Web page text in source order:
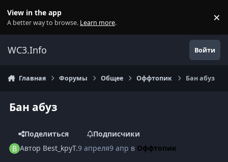
View in the app
A better way to browse. Learn more. ×
WC3.Info Войти
Главная Форумы Общее Оффтопик Бан абуз
Бан абуз
Поделиться
Подписчики
Автор Best_kpyT.9 апреля9 апр в Оффтопик